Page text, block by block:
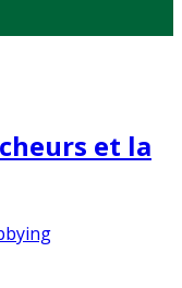
et la